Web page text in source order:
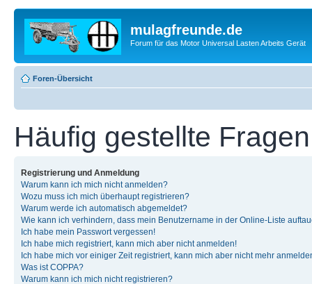
mulagfreunde.de
Forum für das Motor Universal Lasten Arbeits Gerät
Foren-Übersicht
Häufig gestellte Fragen
Registrierung und Anmeldung
Warum kann ich mich nicht anmelden?
Wozu muss ich mich überhaupt registrieren?
Warum werde ich automatisch abgemeldet?
Wie kann ich verhindern, dass mein Benutzername in der Online-Liste
Ich habe mein Passwort vergessen!
Ich habe mich registriert, kann mich aber nicht anmelden!
Ich habe mich vor einiger Zeit registriert, kann mich aber nicht mehr
Was ist COPPA?
Warum kann ich mich nicht registrieren?